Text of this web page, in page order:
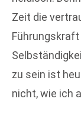
Zeit die
zu sein ist
nicht, wie ich